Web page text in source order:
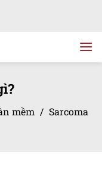
mềm / Sarcoma